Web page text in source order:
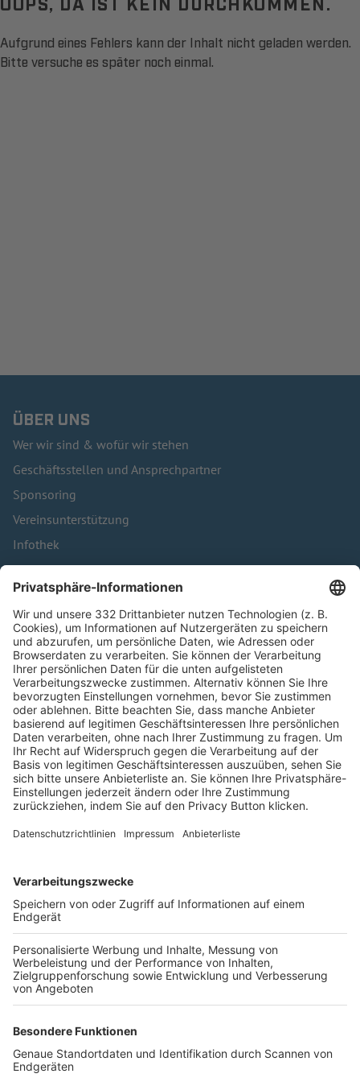
Aufgrund eines Fehlers kann der Inhalt nicht geladen werden.
Bitte versuche es später noch einmal.
ÜBER UNS
Wer wir sind & wofür wir stehen
Geschäftsstellen und Ansprechpartner
Sponsoring
Vereinsunterstützung
Infothek
Kontakt
HÄUFIG BESUCHTE SEITEN
Pässe und Vereinswechsel
Trainerausbildung
Schulungsangebot Vereinsmitarbeiter
BFV-Geschäftsstellen
Trainerbörse
Login SpielPlus
FOLGE DEM BFV
TOP-VEREINE
TOP-PARTNER